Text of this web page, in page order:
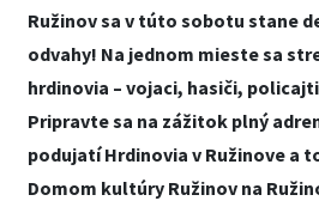
Ružinov sa v túto sobotu stane
odvahy! Na jednom mieste sa
hrdinovia – vojaci, hasiči,
Pripravte sa na zážitok plný
podujatí Hrdinovia v Ružinove a
Domom kultúry Ružinov na